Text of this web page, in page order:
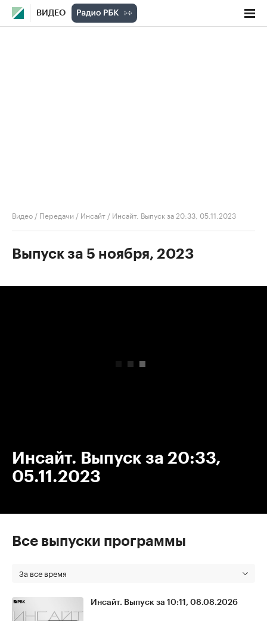
ВИДЕО
Видео / Передачи / Инсайт / Инсайт. Выпуск за 20:33, 05.11.2023
Выпуск за 5 ноября, 2023
Инсайт. Выпуск за 20:33,
05.11.2023
Все выпуски программы
За все время
Инсайт. Выпуск за 10:11, 08.08.2026